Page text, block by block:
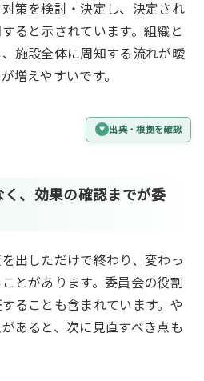
策を検討・決定し、決定され
ると示されています。組織と
施設全体に周知する流れが曖
増えやすいです。
出典・根拠を確認
、 効果の確認までが委
出しただけで終わり、変わっ
とがあります。委員会の役割
ることも含まれています。や
あると、次に見直すべき点も